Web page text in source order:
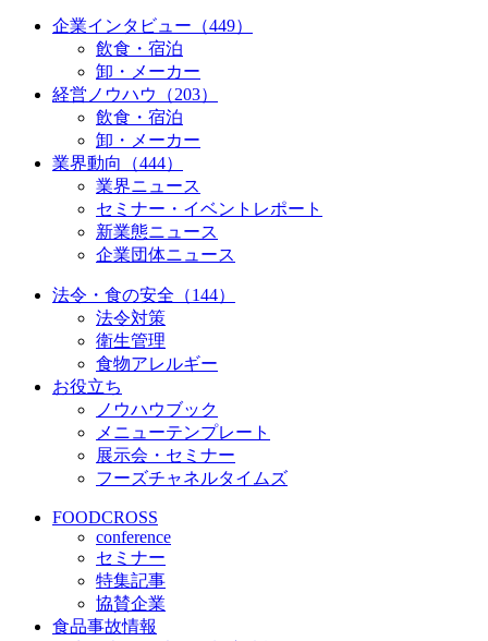
企業インタビュー（449）
飲食・宿泊
卸・メーカー
経営ノウハウ（203）
飲食・宿泊
卸・メーカー
業界動向（444）
業界ニュース
セミナー・イベントレポート
新業態ニュース
企業団体ニュース
法令・食の安全（144）
法令対策
衛生管理
食物アレルギー
お役立ち
ノウハウブック
メニューテンプレート
展示会・セミナー
フーズチャネルタイムズ
FOODCROSS
conference
セミナー
特集記事
協賛企業
食品事故情報